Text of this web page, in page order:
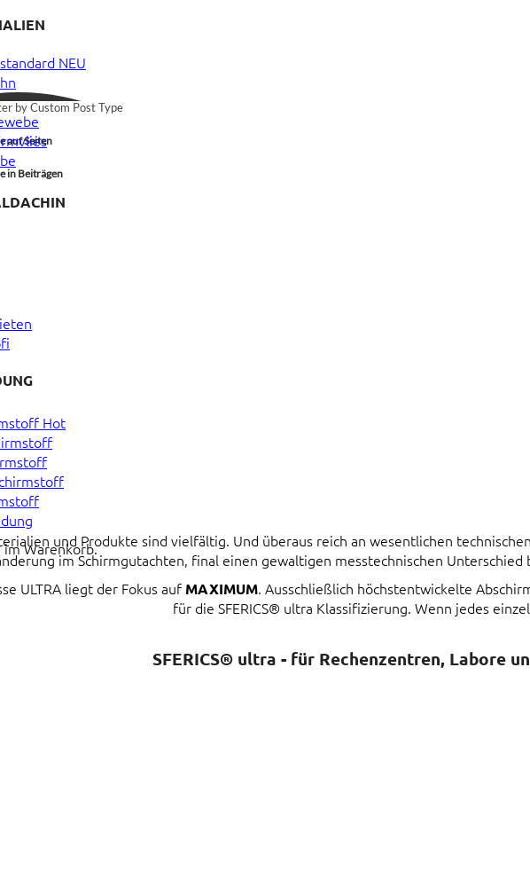
by Custom Post Type
auf Seiten
in Beiträgen
im Warenkorb.und Produkte sind vielfältig. Und überaus reich an wesentlichen
im Schirmgutachten, final einen gewaltigen messtechnischen Unterschied
ULTRA liegt der Fokus auf MAXIMUM. Ausschließlich höchstentwickelte
für die SFERICS® ultra Klassifizierung. Wenn jedes
SFERICS® ultra - für Rechenzentren, Labore